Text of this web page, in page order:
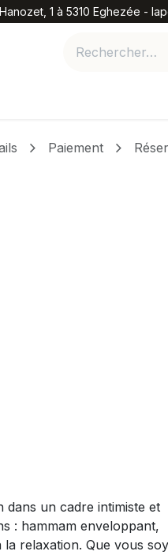
1 à 5310 Eghezée -
Paiement
dans un cadre intimiste et
: hammam enveloppant,
relaxation. Que vous